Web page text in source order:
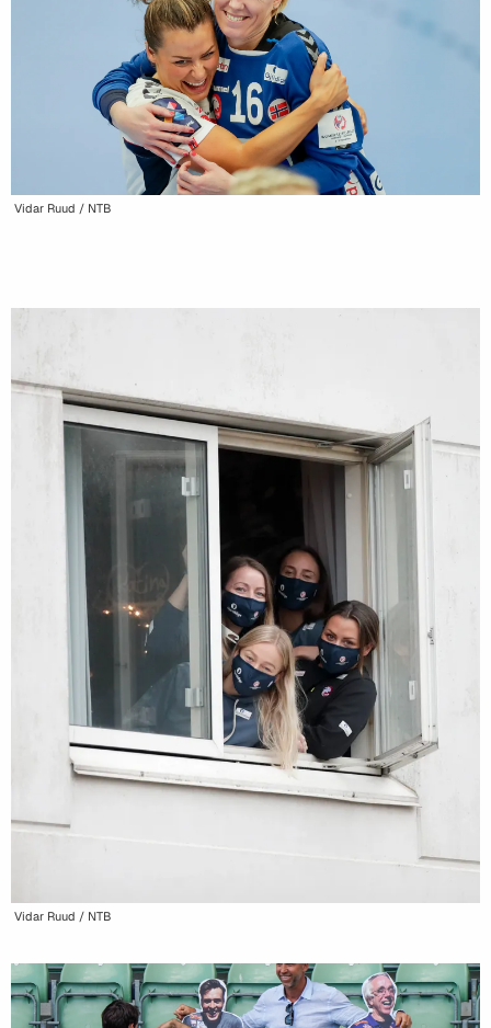
Vidar Ruud / NTB
Vidar Ruud / NTB